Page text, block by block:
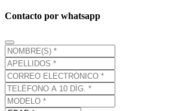
Contacto por whatsapp